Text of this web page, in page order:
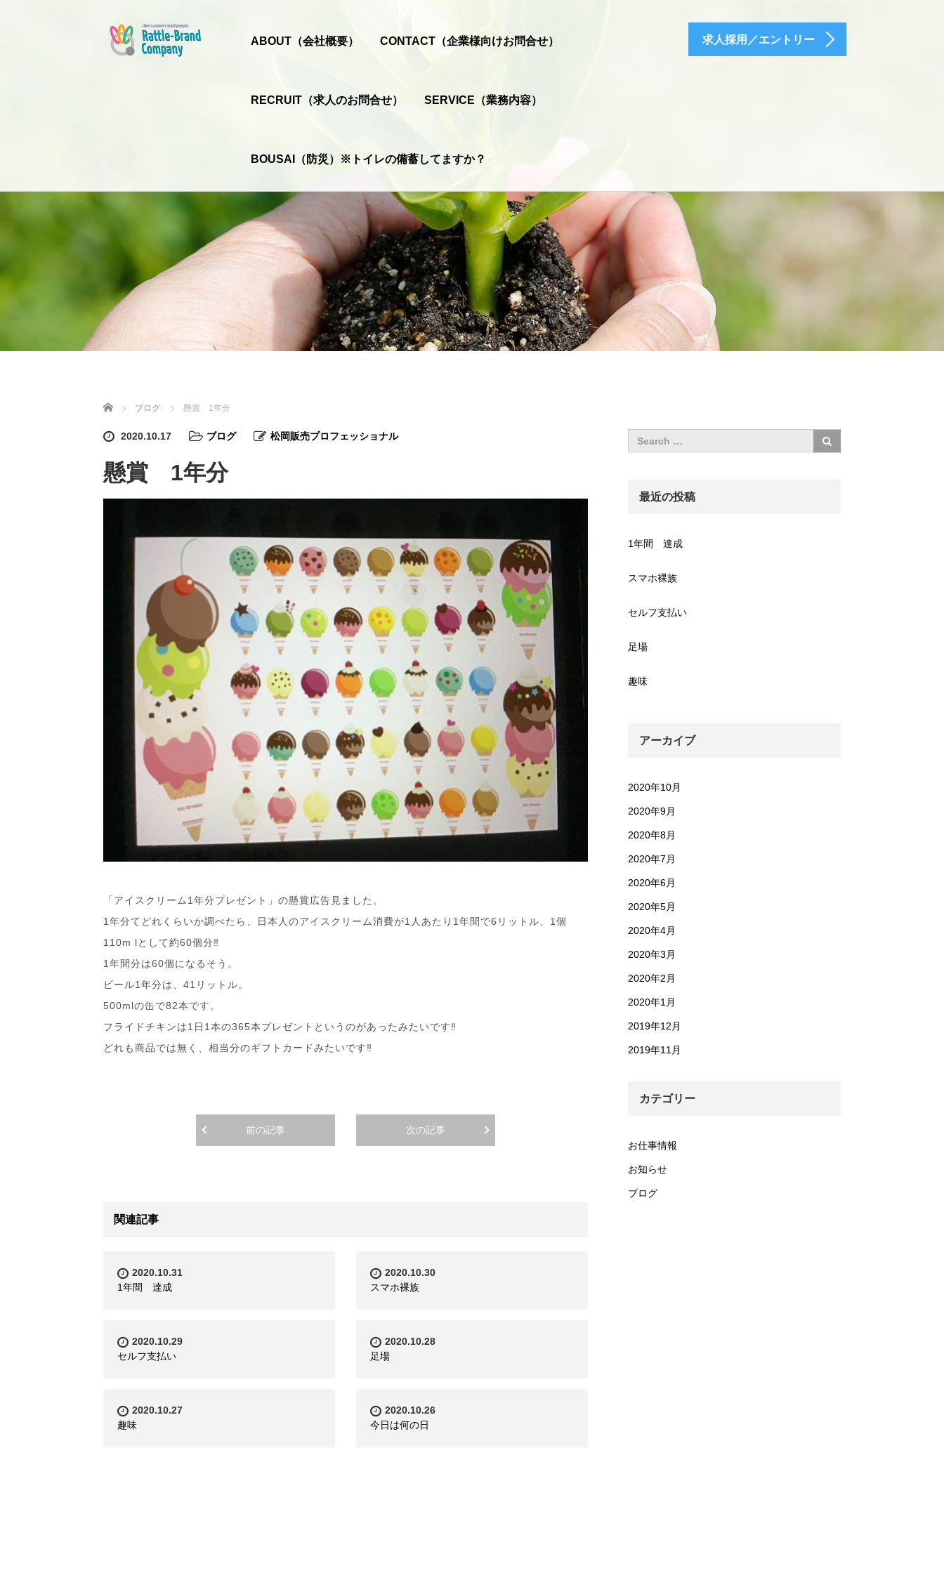
ABOUT（会社概要） CONTACT（企業様向けお問合せ）
RECRUIT（求人のお問合せ） SERVICE（業務内容）
BOUSAI（防災）※トイレの備蓄してますか？
求人採用／エントリー
ホーム ブログ 懸賞 1年分
2020.10.17 ブログ 松岡販売プロフェッショナル
懸賞 1年分
「アイスクリーム1年分プレゼント」の懸賞広告見ました。
1年分てどれくらいか調べたら、日本人のアイスクリーム消費が1人あたり1年間で6リットル、1個
110m lとして約60個分‼︎
1年間分は60個になるそう。
ビール1年分は、41リットル。
500mlの缶で82本です。
フライドチキンは1日1本の365本プレゼントというのがあったみたいです‼︎
どれも商品では無く、相当分のギフトカードみたいです‼︎
前の記事 次の記事
関連記事
2020.10.31
1年間 達成
2020.10.30
スマホ裸族
2020.10.29
セルフ支払い
2020.10.28
足場
2020.10.27
趣味
2020.10.26
今日は何の日
最近の投稿
1年間 達成
スマホ裸族
セルフ支払い
足場
趣味
アーカイブ
2020年10月
2020年9月
2020年8月
2020年7月
2020年6月
2020年5月
2020年4月
2020年3月
2020年2月
2020年1月
2019年12月
2019年11月
カテゴリー
お仕事情報
お知らせ
ブログ